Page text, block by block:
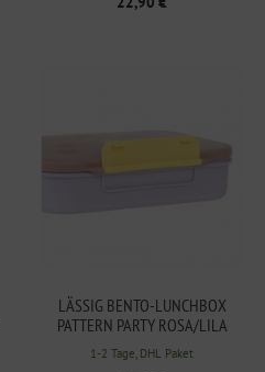
LÄSSIG BENTO-LUNCHBOX
PATTERN PARTY ROSA/LILA
1-2 Tage, DHL Paket